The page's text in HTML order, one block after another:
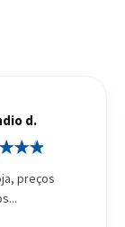
preços
d.